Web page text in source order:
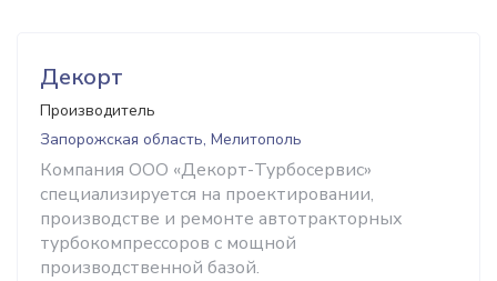
Декорт
Производитель
Запорожская область, Мелитополь
Компания ООО «Декорт-Турбосервис»
специализируется на проектировании,
производстве и ремонте автотракторных
турбокомпрессоров с мощной
производственной базой.